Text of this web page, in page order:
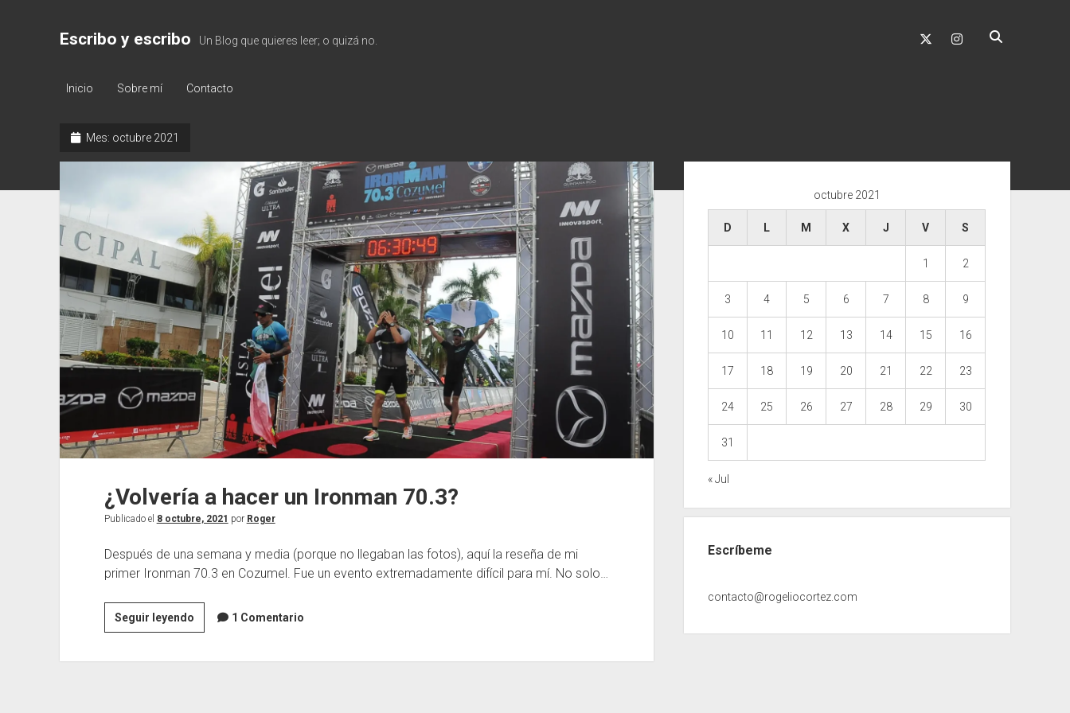
Escribo y escribo Un Blog que quieres leer; o quizá no.
twitterinstagram
Inicio Sobre mí Contacto
Mes: octubre 2021
¿Volvería a hacer un Ironman 70.3?
Publicado el 8 octubre, 2021 por Roger
Después de una semana y media (porque no llegaban las fotos), aquí la reseña de mi
primer Ironman 70.3 en Cozumel. Fue un evento extremadamente difícil para mí. No solo…
Seguir leyendo¿Volvería
a
1 Comentario
Lateral
octubre 2021
D L M X J V S
1 2
3 4 5 6 7 8 9
10 11 12 13 14 15 16
17 18 19 20 21 22 23
24 25 26 27 28 29 30
31
« Jul
Escríbeme
contacto@rogeliocortez.com